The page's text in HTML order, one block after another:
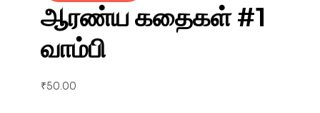
ஆரண்ய கதைகள் #1
வாம்பி
₹50.00